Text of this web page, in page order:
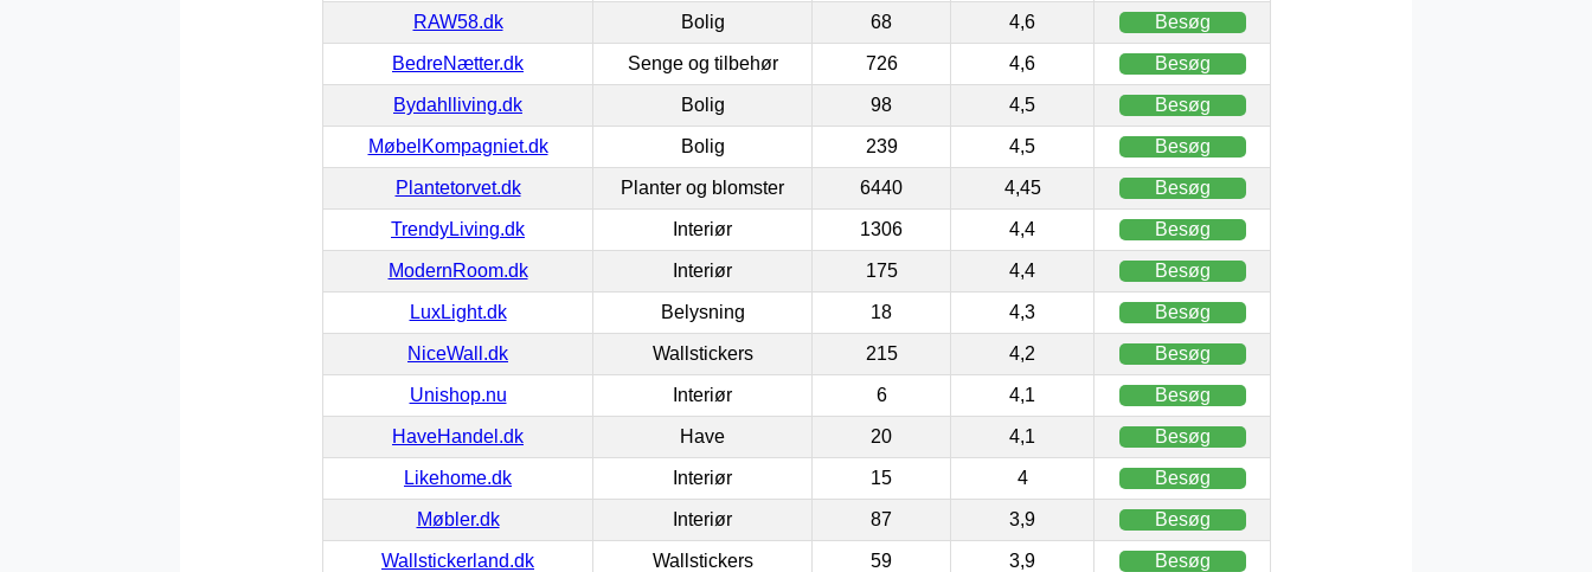
RAW58.dk Bolig 68 4,6 Besøg
BedreNætter.dk Senge og tilbehør 726 4,6 Besøg
Bydahlliving.dk Bolig 98 4,5 Besøg
MøbelKompagniet.dk Bolig 239 4,5 Besøg
Plantetorvet.dk Planter og blomster 6440 4,45 Besøg
TrendyLiving.dk Interiør 1306 4,4 Besøg
ModernRoom.dk Interiør 175 4,4 Besøg
LuxLight.dk Belysning 18 4,3 Besøg
NiceWall.dk Wallstickers 215 4,2 Besøg
Unishop.nu Interiør 6 4,1 Besøg
HaveHandel.dk Have 20 4,1 Besøg
Likehome.dk Interiør 15 4 Besøg
Møbler.dk Interiør 87 3,9 Besøg
Wallstickerland.dk Wallstickers 59 3,9 Besøg